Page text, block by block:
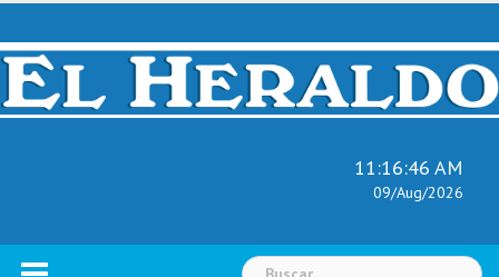
Skip
content
11:16:48 AM
09/Aug/2026
Buscar: